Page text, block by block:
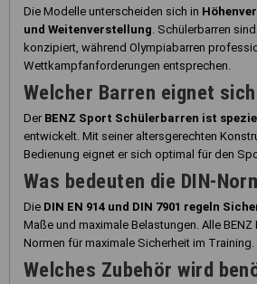
Die Modelle unterscheiden sich in
und Weitenverstellung. Schülerbarren
konzipiert, während Olympiabarren
Wettkampfanforderungen entsprechen.
Welcher Barren eignet
Der BENZ Sport Schülerbarren ist
entwickelt. Mit seiner altersgerechten
Bedienung eignet er sich optimal für den
Was bedeuten die DIN-
Die DIN EN 914 und DIN 7901 regeln
Maße und maximale Belastungen. Alle
Normen für maximale Sicherheit im Training.
Welches Zubehör wird